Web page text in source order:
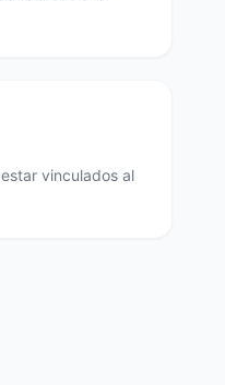
vinculados al